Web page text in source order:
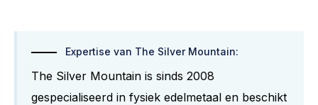
Expertise van The Silver Mountain:
The Silver Mountain is sinds 2008
gespecialiseerd in fysiek edelmetaal en beschikt